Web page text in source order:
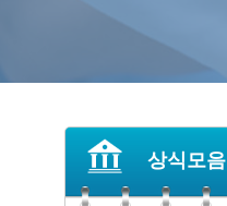
상식모음